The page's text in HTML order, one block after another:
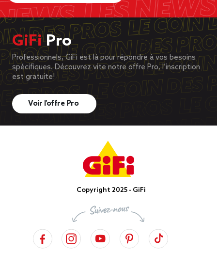
GiFiPro
Professionnels, GiFi est là pour répondre à vos besoins
spécifiques. Découvrez vite notre offre Pro, l’inscription
est gratuite!
Voir l’offre Pro
Copyright 2025 - GiFi